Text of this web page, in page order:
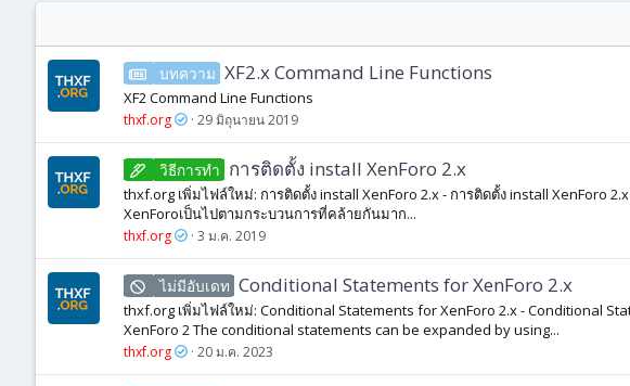
บทความ XF2.x Command Line Functions
XF2 Command Line Functions
thxf.org 29 มิถุนายน 2019
วิธีการทํา การติดตั้ง install XenForo 2.x
thxf.org เพิ่มไฟล์ใหม่: การติดตั้ง install XenForo 2.x - การติดตั้ง install XenForo
XenForoเป็นไปตามกระบวนการที่คล้ายกันมาก...
thxf.org 3 ม.ค. 2019
ไม่มีอับเดท Conditional Statements for XenForo 2.x
thxf.org เพิ่มไฟล์ใหม่: Conditional Statements for XenForo 2.x - Conditional
XenForo 2 The conditional statements can be expanded by using...
thxf.org 20 ม.ค. 2023